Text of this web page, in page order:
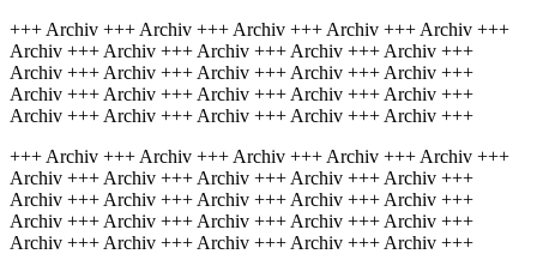
+++ Archiv +++ Archiv +++ Archiv +++ Archiv +++ Archiv +++
Archiv +++ Archiv +++ Archiv +++ Archiv +++ Archiv +++
Archiv +++ Archiv +++ Archiv +++ Archiv +++ Archiv +++
Archiv +++ Archiv +++ Archiv +++ Archiv +++ Archiv +++
Archiv +++ Archiv +++ Archiv +++ Archiv +++ Archiv +++
+++ Archiv +++ Archiv +++ Archiv +++ Archiv +++ Archiv +++
Archiv +++ Archiv +++ Archiv +++ Archiv +++ Archiv +++
Archiv +++ Archiv +++ Archiv +++ Archiv +++ Archiv +++
Archiv +++ Archiv +++ Archiv +++ Archiv +++ Archiv +++
Archiv +++ Archiv +++ Archiv +++ Archiv +++ Archiv +++